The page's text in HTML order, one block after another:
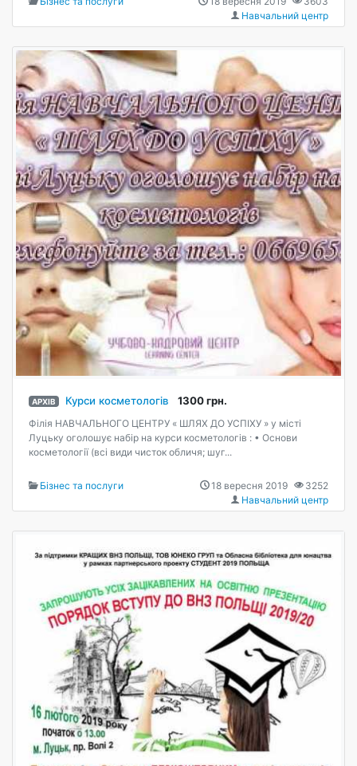
Навчальний центр
АРХІВ Курси косметологів 1300 грн.
Філія НАВЧАЛЬНОГО ЦЕНТРУ « ШЛЯХ ДО УСПІХУ » у місті
Луцьку оголошує набір на курси косметологів : • Основи
косметології (всі види чисток обличя; шуг...
Бізнес та послуги 3252
18 вересня 2019
Навчальний центр